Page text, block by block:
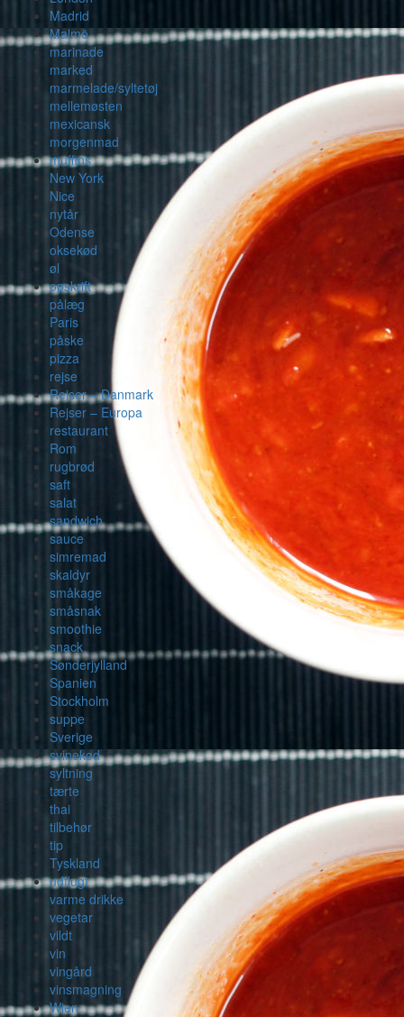
Madrid
Malmö
marinade
marked
marmelade/syltetøj
mellemøsten
mexicansk
morgenmad
muffins
New York
Nice
nytår
Odense
oksekød
øl
opskrift
pålæg
Paris
påske
pizza
rejse
Rejser – Danmark
Rejser – Europa
restaurant
Rom
rugbrød
saft
salat
sandwich
sauce
simremad
skaldyr
småkage
småsnak
smoothie
snack
Sønderjylland
Spanien
Stockholm
suppe
Sverige
svinekød
syltning
tærte
thai
tilbehør
tip
Tyskland
udflugt
varme drikke
vegetar
vildt
vin
vingård
vinsmagning
Wien